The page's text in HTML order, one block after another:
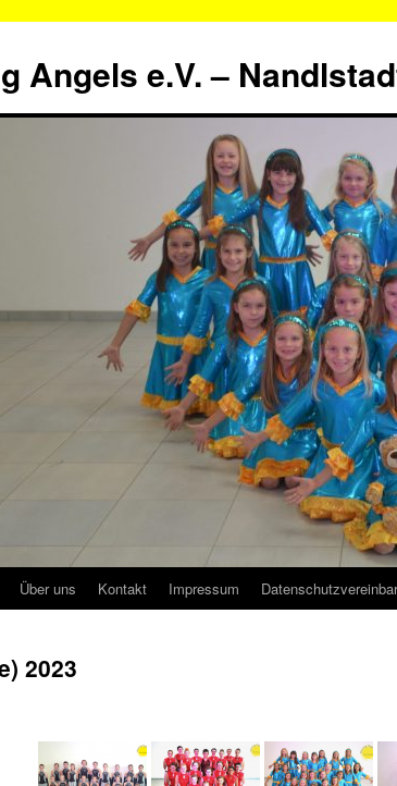
Angels e.V. –
Über uns Kontakt Impressum
2023